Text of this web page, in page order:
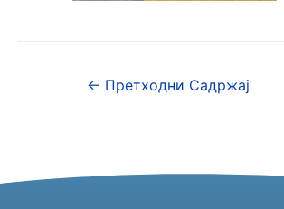
← Претходни Садржај